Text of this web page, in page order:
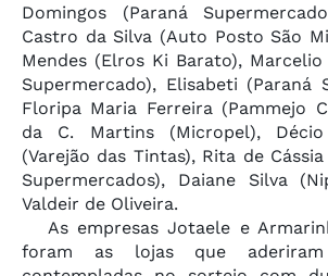
Domingos (Paraná
Castro da Silva (Auto Posto São
Mendes (Elros Ki Barato),
Supermercado), Elisabeti (Paraná
Floripa Maria Ferreira (Pammejo
da C. Martins (Micropel),
(Varejão das Tintas), Rita de
Supermercados), Daiane Silva
Valdeir de Oliveira.
As empresas Jotaele e
foram as lojas que